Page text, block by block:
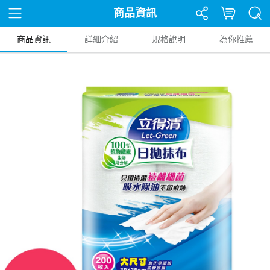
商品資訊
商品資訊 詳細介紹 規格說明 為你推薦